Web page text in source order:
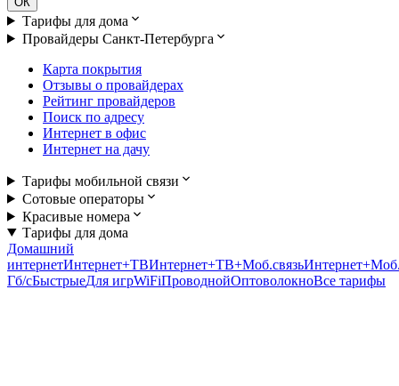
Тарифы для дома
Провайдеры Санкт-Петербурга
Карта покрытия
Отзывы о провайдерах
Рейтинг провайдеров
Поиск по адресу
Интернет в офис
Интернет на дачу
Тарифы мобильной связи
Сотовые операторы
Красивые номера
Тарифы для дома
Домашний
интернетИнтернет+ТВИнтернет+ТВ+Моб.связь
Гб/cБыстрыеДля игрWiFiПроводнойОптоволокноВсе тарифы